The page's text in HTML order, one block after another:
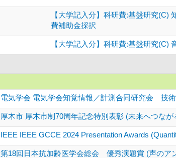
【大学記入分】科研費:基盤研究
費補助金採択
【大学記入分】科研費:基盤研究(C)
電気学会 電気学会知覚情報／計測合同研究会 技
厚木市 厚木市制70周年記念特別表彰 (未来へつなが
IEEE IEEE GCCE 2024 Presentation Awards
第18回日本抗加齢医学会総会 優秀演題賞 (声のア